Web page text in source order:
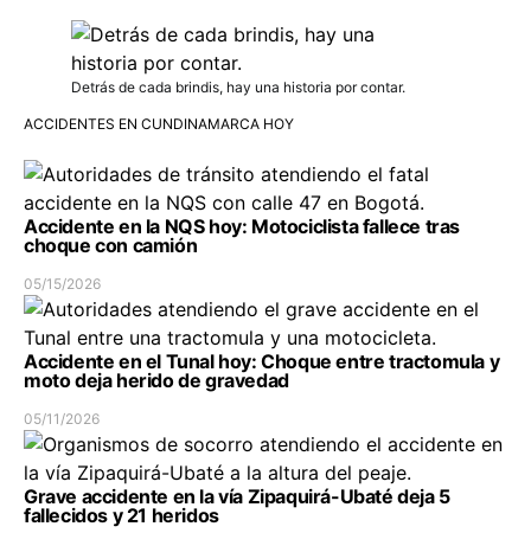
Detrás de cada brindis, hay una historia por contar.
ACCIDENTES EN CUNDINAMARCA HOY
Accidente en la NQS hoy: Motociclista fallece tras
choque con camión
05/15/2026
Accidente en el Tunal hoy: Choque entre tractomula y
moto deja herido de gravedad
05/11/2026
Grave accidente en la vía Zipaquirá-Ubaté deja 5
fallecidos y 21 heridos